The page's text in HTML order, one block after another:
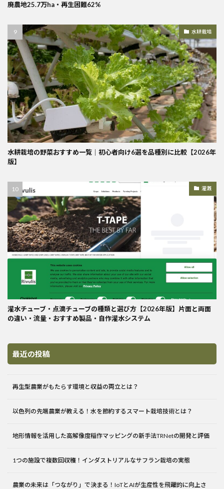
廃農地25.7万ha・再生困難62%
水耕栽培
水耕栽培の野菜おすすめ一覧｜初心者向け6選を品種別に比較【2026年
版】
灌漑
灌水チューブ・点滴チューブの種類と選び方【2026年版】片面と両面
の違い・流量・おすすめ製品・自作灌水システム
最近の投稿
再生型農業がもたらす環境と収益の両立とは？
以色列の先端農業が教える！水を節約するスマート栽培技術とは？
地形情報を活用した高解像度稲作マッピングの新手法TRNetの開発と評価
1つの施設で複数回収穫！インダストリアルなサフラン栽培の実態
農業の未来は「つながり」で決まる！IoTとAIが生産性を飛躍的に向上さ